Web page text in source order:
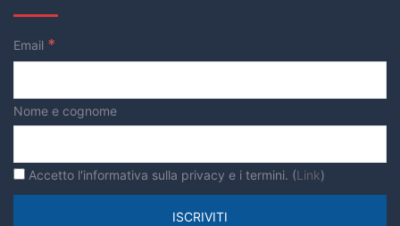
Email *
Nome e cognome
Accetto l'informativa sulla privacy e i termini. (Link)